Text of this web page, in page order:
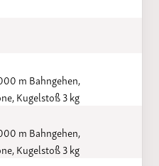
m Bahngehen,
Kugelstoß 3 kg
m Bahngehen,
Kugelstoß 3 kg